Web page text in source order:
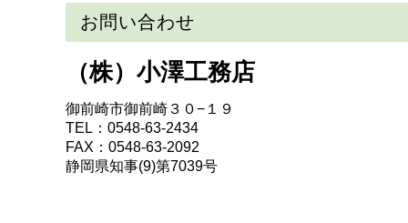
お問い合わせ
（株）小澤工務店
御前崎市御前崎３０−１９
TEL：0548-63-2434
FAX：0548-63-2092
静岡県知事(9)第7039号